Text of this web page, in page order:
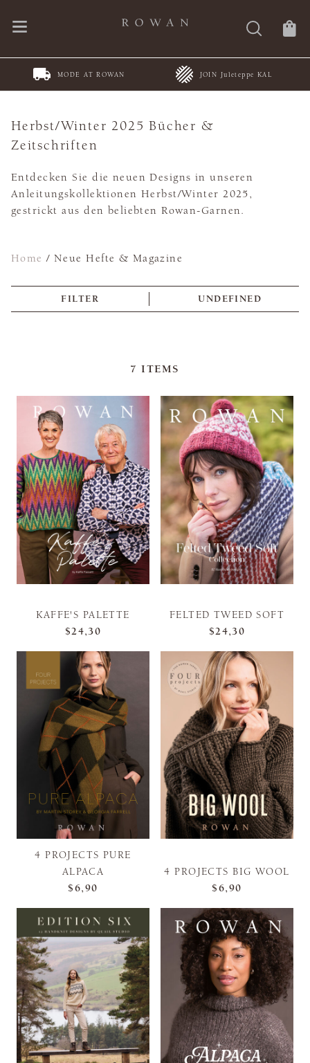
MODE AT ROWAN JOIN Juleteppe KAL
Herbst/Winter 2025 Bücher &
Zeitschriften
Entdecken Sie die neuen Designs in unseren
Anleitungskollektionen Herbst/Winter 2025,
gestrickt aus den beliebten Rowan-Garnen.
Home /Neue Hefte & Magazine
FILTER UNDEFINED
7 ITEMS
KAFFE'S PALETTE
$24,30
FELTED TWEED SOFT
$24,30
4 PROJECTS PURE
ALPACA
$6,90
4 PROJECTS BIG WOOL
$6,90